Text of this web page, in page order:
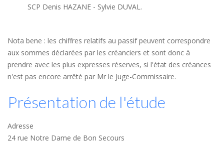
SCP Denis HAZANE - Sylvie DUVAL.
Nota bene : les chiffres relatifs au passif peuvent correspondre
aux sommes déclarées par les créanciers et sont donc à
prendre avec les plus expresses réserves, si l'état des créances
n'est pas encore arrêté par Mr le Juge-Commissaire.
Présentation de l'étude
Adresse
24 rue Notre Dame de Bon Secours